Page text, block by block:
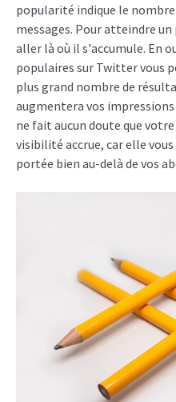
popularité indique le
messages. Pour atteindre
aller là où il s'accumule. En
populaires sur Twitter vous
plus grand nombre de
augmentera vos
ne fait aucun doute que
visibilité accrue, car elle
portée bien au-delà de vos